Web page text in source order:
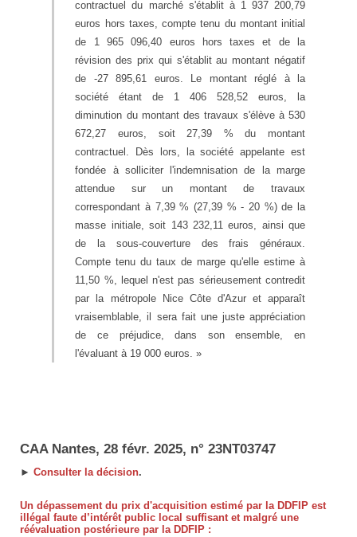
contractuel du marché s'établit à 1 937 200,79
euros hors taxes, compte tenu du montant initial
de 1 965 096,40 euros hors taxes et de la
révision des prix qui s'établit au montant négatif
de -27 895,61 euros. Le montant réglé à la
société étant de 1 406 528,52 euros, la
diminution du montant des travaux s'élève à 530
672,27 euros, soit 27,39 % du montant
contractuel. Dès lors, la société appelante est
fondée à solliciter l'indemnisation de la marge
attendue sur un montant de travaux
correspondant à 7,39 % (27,39 % - 20 %) de la
masse initiale, soit 143 232,11 euros, ainsi que
de la sous-couverture des frais généraux.
Compte tenu du taux de marge qu'elle estime à
11,50 %, lequel n'est pas sérieusement contredit
par la métropole Nice Côte d'Azur et apparaît
vraisemblable, il sera fait une juste appréciation
de ce préjudice, dans son ensemble, en
l'évaluant à 19 000 euros. »
CAA Nantes, 28 févr. 2025, n° 23NT03747
► Consulter la décision.
Un dépassement du prix d'acquisition estimé par la DDFIP est
illégal faute d’intérêt public local suffisant et malgré une
réévaluation postérieure par la DDFIP :